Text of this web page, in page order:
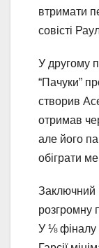
втримати
совісті
У другому
“Пачуки”
створив
отримав
але його
обіграти
Заключний
розгромну
У ⅛ фіналу